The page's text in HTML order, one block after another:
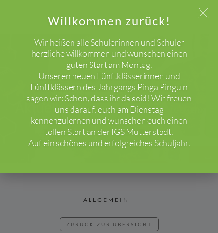
Willkommen zurück!
Wir heißen alle Schülerinnen und Schüler
herzliche willkommen und wünschen einen
guten Start am Montag.
Unseren neuen Fünftklässerinnen und
Fünftklässern des Jahrgangs Pinga Pinguin
sagen wir: Schön, dass ihr da seid! Wir freuen
uns darauf, euch am Dienstag
kennenzulernen und wünschen euch einen
tollen Start an der IGS Mutterstadt.
Auf ein schönes und erfolgreiches Schuljahr.
Aktuelles HOME BLOG ALLGEMEIN
ALLGEMEIN
ZURÜCK ZUR ÜBERSICHT